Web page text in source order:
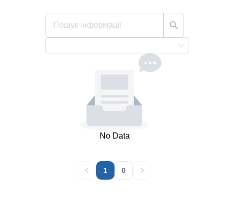
No Data
1 0